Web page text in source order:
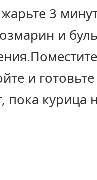
3
и
и
пока курица